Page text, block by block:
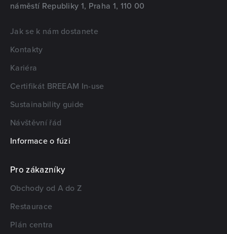
náměstí Republiky 1, Praha 1, 110 00
Jak se k nám dostanete
Kontakty
Kariéra
Certifikát BREEAM In-use
Sustainability guide
Návštěvní řád
Informace o fúzi
Pro zákazníky
Obchody od A do Z
Restaurace
Plán centra